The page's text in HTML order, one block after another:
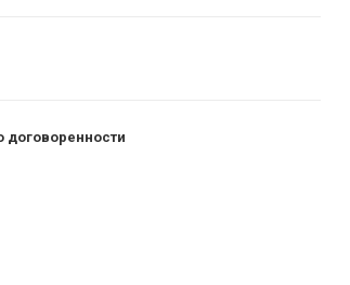
договоренности